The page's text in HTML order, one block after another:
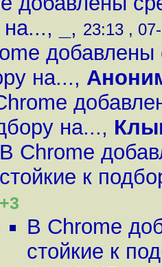
, , 23:13 ,
добавлены
на...,
на...,
В Chrome
стойкие к
+3
В Chrome
стойкие к